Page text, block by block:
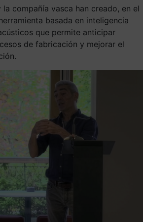
compañía vasca han creado, en el
basada en inteligencia
que permite anticipar
de fabricación y mejorar el